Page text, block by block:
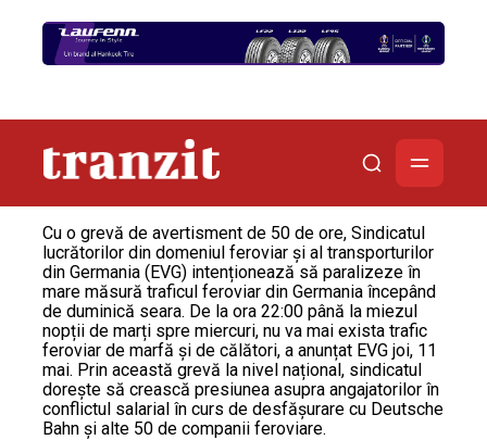
Cu o grevă de avertisment de 50 de ore, Sindicatul
lucrătorilor din domeniul feroviar și al transporturilor
din Germania (EVG) intenționează să paralizeze în
mare măsură traficul feroviar din Germania începând
de duminică seara. De la ora 22:00 până la miezul
nopții de marți spre miercuri, nu va mai exista trafic
feroviar de marfă și de călători, a anunțat EVG joi, 11
mai. Prin această grevă la nivel național, sindicatul
dorește să crească presiunea asupra angajatorilor în
conflictul salarial în curs de desfășurare cu Deutsche
Bahn și alte 50 de companii feroviare.